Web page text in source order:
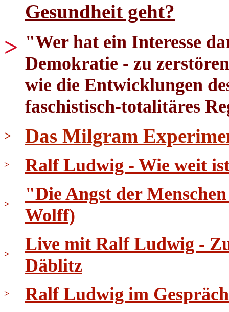
>
Gesundheit geht?
"Wer hat ein Interesse
Demokratie - zu
wie die Entwicklungen
faschistisch-totalitäres
> Das Milgram
> Ralf Ludwig - Wie weit
>
"Die Angst der
Wolff)
>
Live mit Ralf Ludwig -
Däblitz
> Ralf Ludwig im